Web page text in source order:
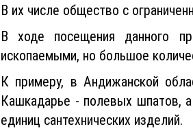
В их числе общество с
В ходе посещения данного
ископаемыми, но большое
К примеру, в Андижанской
Кашкадарье - полевых шпатов,
единиц сантехнических изделий.